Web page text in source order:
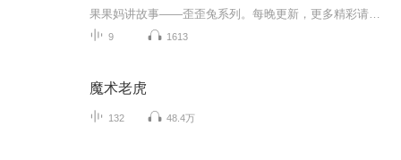
9 1613
魔术老虎
132 48.4万